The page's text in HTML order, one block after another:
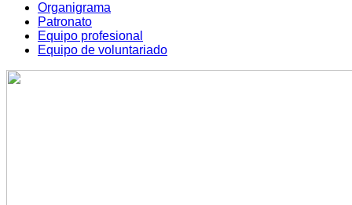
Organigrama
Patronato
Equipo profesional
Equipo de voluntariado